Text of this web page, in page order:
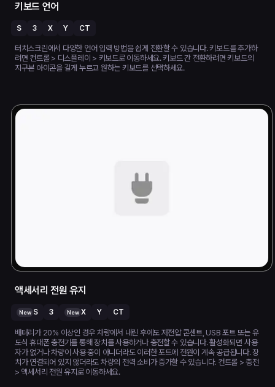
키보드 언어
S 3 X Y CT
터치스크린에서 다양한 언어 입력 방법을 쉽게 전환할 수 있습니다. 키보드를 추가하
려면 컨트롤 > 디스플레이 > 키보드로 이동하세요. 키보드 간 전환하려면 키보드의
지구본 아이콘을 길게 누르고 원하는 키보드를 선택하세요.
액세서리 전원 유지
New S 3 New X Y CT
배터리가 20% 이상인 경우 차량에서 내린 후에도 저전압 콘센트, USB 포트 또는 유
도식 휴대폰 충전기를 통해 장치를 사용하거나 충전할 수 있습니다. 활성화되면 사용
자가 없거나 차량이 사용 중이 아니더라도 이러한 포트에 전원이 계속 공급됩니다. 장
치가 연결되어 있지 않더라도 차량의 전력 소비가 증가할 수 있습니다. 컨트롤 > 충전
> 액세서리 전원 유지로 이동하세요.